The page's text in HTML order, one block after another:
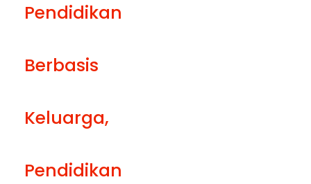
Pendidikan
Berbasis
Keluarga,
Pendidikan